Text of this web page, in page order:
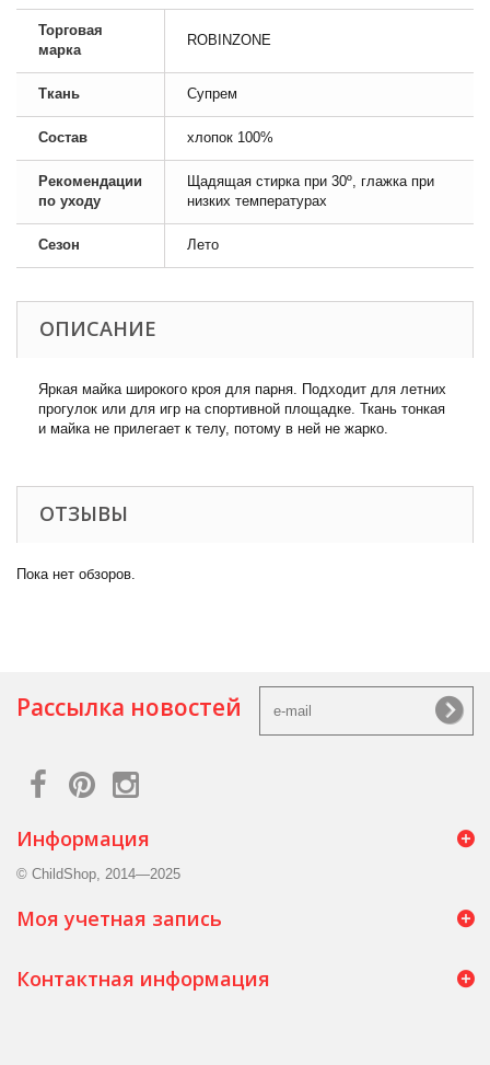
Торговая
марка
ROBINZONE
Ткань Супрем
Состав хлопок 100%
Рекомендации
по уходу
Щадящая стирка при 30º, глажка при
низких температурах
Сезон Лето
ОПИСАНИЕ
Яркая майка широкого кроя для парня. Подходит для летних
прогулок или для игр на спортивной площадке. Ткань тонкая
и майка не прилегает к телу, потому в ней не жарко.
ОТЗЫВЫ
Пока нет обзоров.
Рассылка новостей
Информация
© ChildShop, 2014—2025
Моя учетная запись
Контактная информация